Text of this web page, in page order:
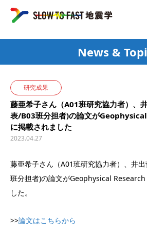
News &
研究成果
藤亜希子さん（A01班研究協力者）、
表/B03班分担者)の論文が
に掲載されました
2023.04.27
藤亜希子さん（A01班研究協力者）、井
班分担者)の論文がGeophysical
した。
>>論文はこちらから